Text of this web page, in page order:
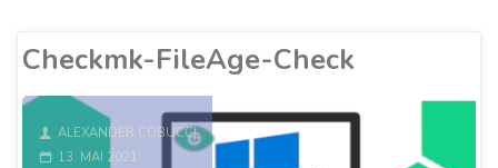
Checkmk-FileAge-Check
ALEXANDER COBUCCI
13. MAI 2021